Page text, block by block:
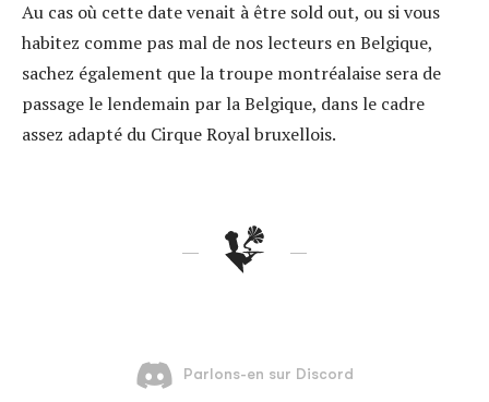
Au cas où cette date venait à être sold out, ou si vous
habitez comme pas mal de nos lecteurs en Belgique,
sachez également que la troupe montréalaise sera de
passage le lendemain par la Belgique, dans le cadre
assez adapté du Cirque Royal bruxellois.